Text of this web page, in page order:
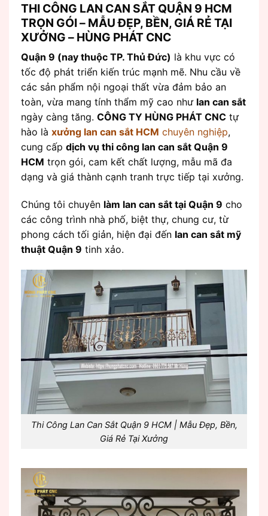
THI CÔNG LAN CAN SẮT QUẬN 9 HCM
TRỌN GÓI – MẪU ĐẸP, BỀN, GIÁ RẺ TẠI
XƯỞNG – HÙNG PHÁT CNC
Quận 9 (nay thuộc TP. Thủ Đức) là khu vực có
tốc độ phát triển kiến trúc mạnh mẽ. Nhu cầu về
các sản phẩm nội ngoại thất vừa đảm bảo an
toàn, vừa mang tính thẩm mỹ cao như lan can sắt
ngày càng tăng. CÔNG TY HÙNG PHÁT CNC tự
hào là xưởng lan can sắt HCM chuyên nghiệp,
cung cấp dịch vụ thi công lan can sắt Quận 9
HCM trọn gói, cam kết chất lượng, mẫu mã đa
dạng và giá thành cạnh tranh trực tiếp tại xưởng.
Chúng tôi chuyên làm lan can sắt tại Quận 9 cho
các công trình nhà phố, biệt thự, chung cư, từ
phong cách tối giản, hiện đại đến lan can sắt mỹ
thuật Quận 9 tinh xảo.
Thi Công Lan Can Sắt Quận 9 HCM | Mẫu Đẹp, Bền,
Giá Rẻ Tại Xưởng